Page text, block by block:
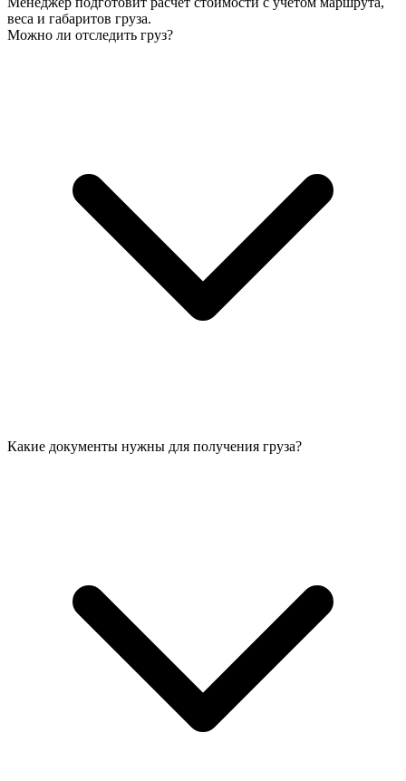
веса и габаритов груза.
Можно ли отследить груз?
Какие документы нужны для получения груза?